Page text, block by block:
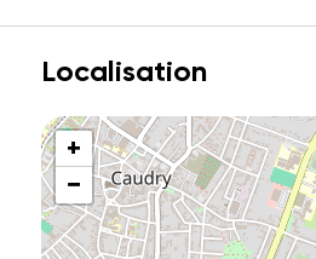
Localisation
+
−